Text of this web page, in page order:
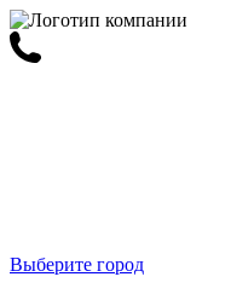
Выберите город